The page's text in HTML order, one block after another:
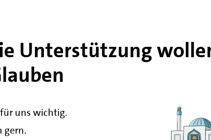
Unterstützung
uns wichtig.
gern.